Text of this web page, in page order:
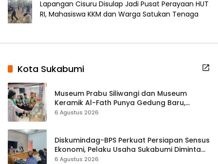
Lapangan Cisuru Disulap Jadi Pusat Perayaan HUT
RI, Mahasiswa KKM dan Warga Satukan Tenaga
Kota Sukabumi
Museum Prabu Siliwangi dan Museum
Keramik Al-Fath Punya Gedung Baru,
Hampir 500 Koleksi Dipisahkan
6 Agustus 2026
Diskumindag-BPS Perkuat Persiapan Sensus
Ekonomi, Pelaku Usaha Sukabumi Diminta
Terbuka Beri Data
6 Agustus 2026